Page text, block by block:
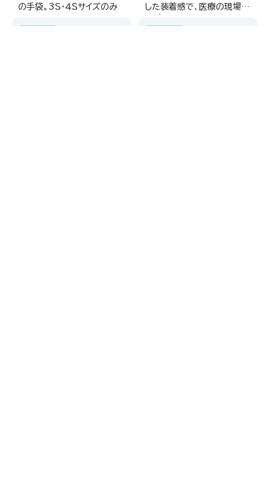
の手袋。3Ｓ・４Ｓサイズのみ
した装着感で、医療の現場を